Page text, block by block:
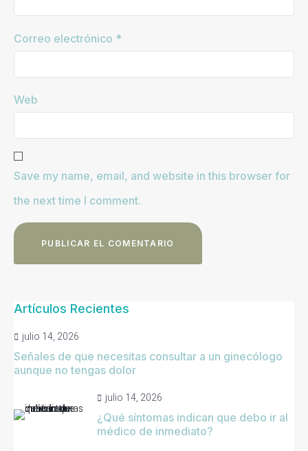
Correo electrónico *
Web
Save my name, email, and website in this browser for
the next time I comment.
Artículos Recientes
julio 14, 2026
Señales de que necesitas consultar a un ginecólogo
aunque no tengas dolor
julio 14, 2026
¿Qué síntomas indican que debo ir al
médico de inmediato?